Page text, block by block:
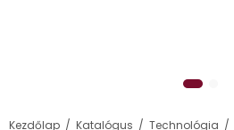
Kezdőlap Katalógus Technológia